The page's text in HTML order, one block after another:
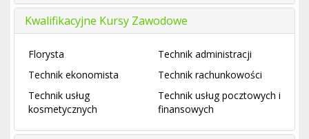
Kwalifikacyjne Kursy Zawodowe
Florysta
Technik administracji
Technik ekonomista
Technik rachunkowości
Technik usług
kosmetycznych
Technik usług pocztowych i
finansowych